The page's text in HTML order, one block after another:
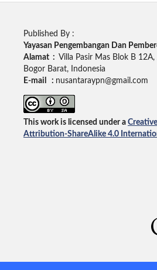
Published By :
Yayasan Pengembangan Dan
Alamat : Villa Pasir Mas Blok B 12A,
Bogor Barat, Indonesia
E-mail : nusantaraypn@gmail.com
This work is licensed under a
Attribution-ShareAlike 4.0